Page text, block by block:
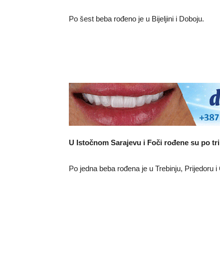
Po šest beba rođeno je u Bijeljini i Doboju.
U Istočnom Sarajevu i Foči rođene su po
Po jedna beba rođena je u Trebinju, Prijedoru